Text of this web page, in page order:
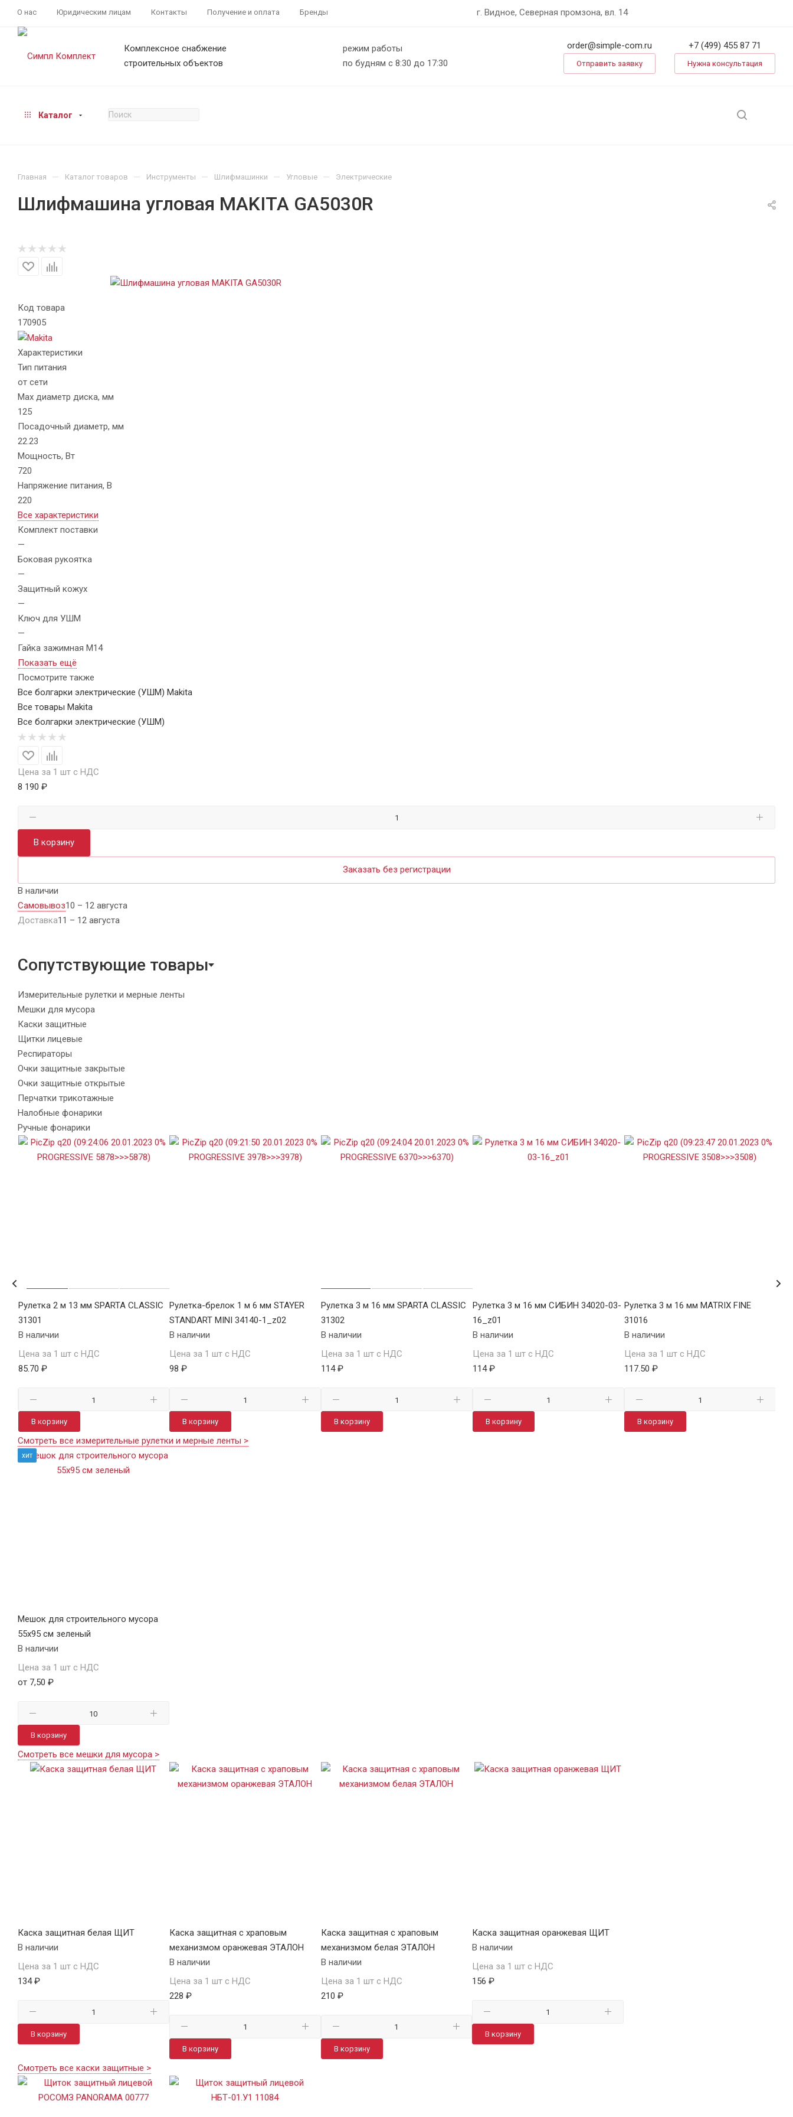
О нас Юридическим лицам Контакты Получение и оплата Бренды г. Видное, Северная промзона, вл. 14
Комплексное снабжение
строительных объектов
режим работы
по будням с 8:30 до 17:30
order@simple-com.ru
Отправить заявку
+7 (499) 455 87 71
Нужна консультация
Каталог
Главная — Каталог товаров — Инструменты — Шлифмашинки — Угловые — Электрические
Шлифмашина угловая MAKITA GA5030R
Код товара
170905
Характеристики
Тип питания
от сети
Max диаметр диска, мм
125
Посадочный диаметр, мм
22.23
Мощность, Вт
720
Напряжение питания, В
220
Все характеристики
Комплект поставки
—
Боковая рукоятка
—
Защитный кожух
—
Ключ для УШМ
—
Гайка зажимная M14
Показать ещё
Посмотрите также
Все болгарки электрические (УШМ) Makita
Все товары Makita
Все болгарки электрические (УШМ)
Цена за 1 шт с НДС
8 190 ₽
В корзину
Заказать без регистрации
В наличии
Самовывоз10 – 12 августа
Доставка11 – 12 августа
Сопутствующие товары
Измерительные рулетки и мерные ленты
Мешки для мусора
Каски защитные
Щитки лицевые
Респираторы
Очки защитные закрытые
Очки защитные открытые
Перчатки трикотажные
Налобные фонарики
Ручные фонарики
Рулетка 2 м 13 мм SPARTA CLASSIC
31301
В наличии
Цена за 1 шт с НДС
85.70 ₽
В корзину
Рулетка-брелок 1 м 6 мм STAYER
STANDART MINI 34140-1_z02
В наличии
Цена за 1 шт с НДС
98 ₽
В корзину
Рулетка 3 м 16 мм SPARTA CLASSIC
31302
В наличии
Цена за 1 шт с НДС
114 ₽
В корзину
Рулетка 3 м 16 мм СИБИН 34020-03-
16_z01
В наличии
Цена за 1 шт с НДС
114 ₽
В корзину
Рулетка 3 м 16 мм MATRIX FINE
31016
В наличии
Цена за 1 шт с НДС
117.50 ₽
В корзину
Смотреть все измерительные рулетки и мерные ленты >
хит
Мешок для строительного мусора
55х95 см зеленый
В наличии
Цена за 1 шт с НДС
от 7,50 ₽
В корзину
Смотреть все мешки для мусора >
Каска защитная белая ЩИТ
В наличии
Цена за 1 шт с НДС
134 ₽
В корзину
Каска защитная с храповым
механизмом оранжевая ЭТАЛОН
В наличии
Цена за 1 шт с НДС
228 ₽
В корзину
Каска защитная с храповым
механизмом белая ЭТАЛОН
В наличии
Цена за 1 шт с НДС
210 ₽
В корзину
Каска защитная оранжевая ЩИТ
В наличии
Цена за 1 шт с НДС
156 ₽
В корзину
Смотреть все каски защитные >